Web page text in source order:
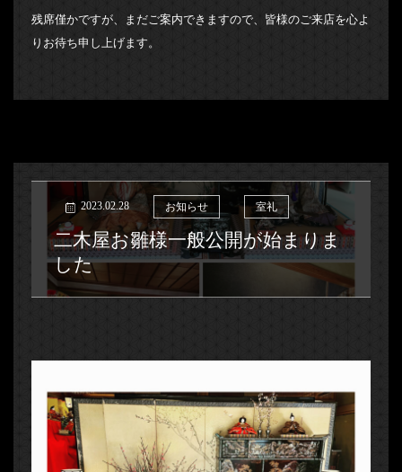
残席僅かですが、まだご案内できますので、皆様のご来店を心よ
りお待ち申し上げます。
2023.02.28 お知らせ 室礼
二木屋お雛様一般公開が始まりま
した